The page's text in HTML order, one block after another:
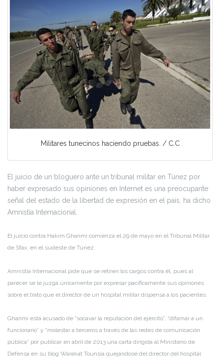
Militares tunecinos haciendo pruebas. / C.C
El juicio de un bloguero ante un tribunal militar en Túnez por
haber expresado sus opiniones en Internet es una preocupante
señal del estado de la libertad de expresión en el país, ha dicho
Amnistía Internacional.
El juicio contra Hakim Ghanmi comienza el 29 de mayo en el Tribunal Militar
de Sfax, en el sudeste de Túnez.
Amnistía Internacional pide que se retiren los cargos contra él, pues al
parecer se le juzga únicamente por expresar pacíficamente sus opiniones
sobre el trato que el director de un hospital militar dispensa a los pacientes.
Ghanmi está acusado de “socavar la reputación del ejército”, “difamar a un
funcionario” y “molestar a terceros a través de las redes de comunicación
pública” por publicar en abril de 2013 una carta dirigida al Ministerio de
Defensa en su blog Warakat Tounsia quejándose del director del hospital